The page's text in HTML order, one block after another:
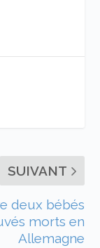
SUIVANT
deux bébés
morts en
Allemagne